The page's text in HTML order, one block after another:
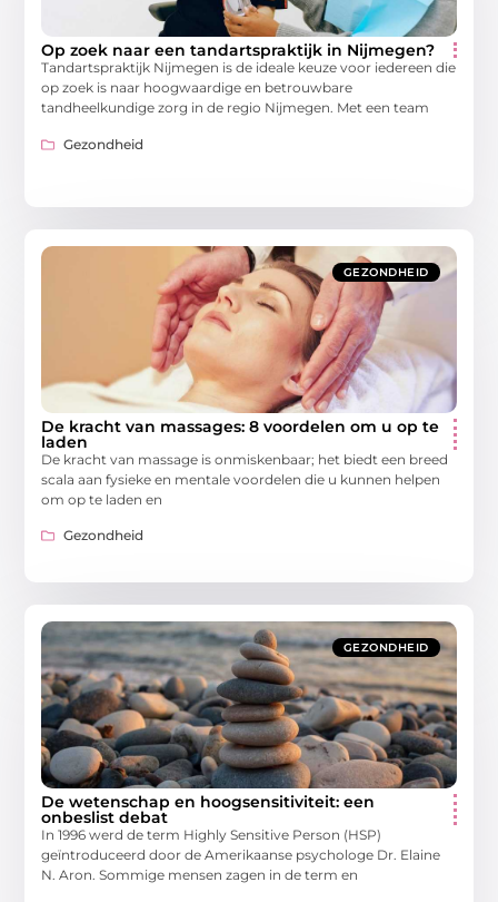
Op zoek naar een tandartspraktijk in Nijmegen?
Tandartspraktijk Nijmegen is de ideale keuze voor iedereen die
op zoek is naar hoogwaardige en betrouwbare
tandheelkundige zorg in de regio Nijmegen. Met een team
Gezondheid
GEZONDHEID
De kracht van massages: 8 voordelen om u op te
laden
De kracht van massage is onmiskenbaar; het biedt een breed
scala aan fysieke en mentale voordelen die u kunnen helpen
om op te laden en
Gezondheid
GEZONDHEID
De wetenschap en hoogsensitiviteit: een
onbeslist debat
In 1996 werd de term Highly Sensitive Person (HSP)
geïntroduceerd door de Amerikaanse psychologe Dr. Elaine
N. Aron. Sommige mensen zagen in de term en